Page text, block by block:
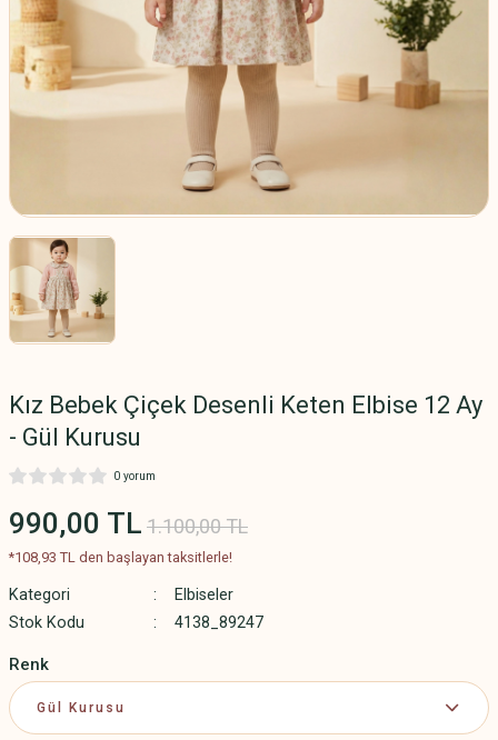
Kız Bebek Çiçek Desenli Keten Elbise 12 Ay
- Gül Kurusu
0 yorum
990,00 TL 1.100,00 TL
*108,93 TL den başlayan taksitlerle!
Kategori
Elbiseler
Stok Kodu
4138_89247
Renk